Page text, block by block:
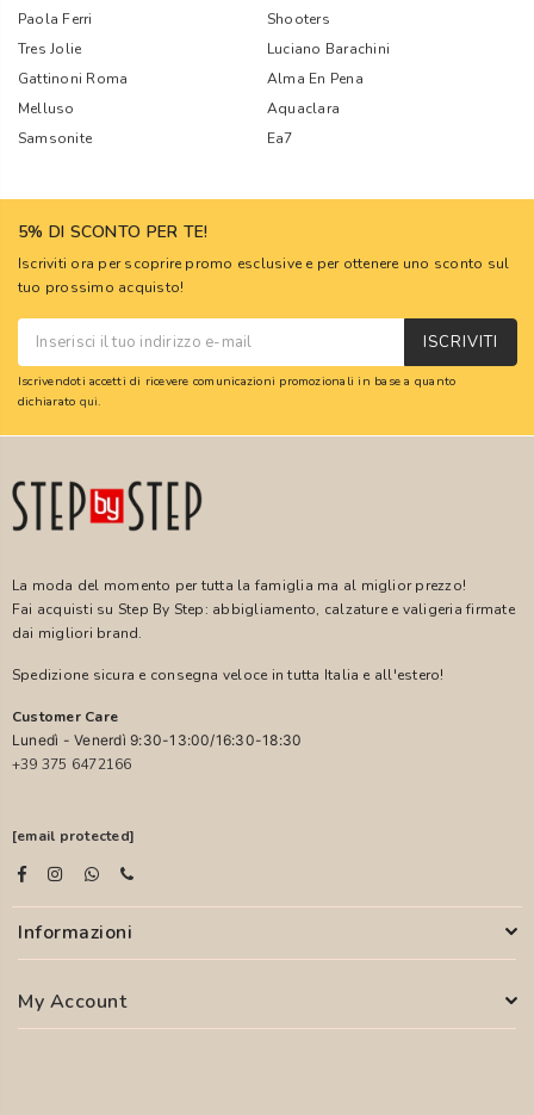
Paola Ferri
Shooters
Tres Jolie
Luciano Barachini
Gattinoni Roma
Alma En Pena
Melluso
Aquaclara
Samsonite
Ea7
5% DI SCONTO PER TE!
Iscriviti ora per scoprire promo esclusive e per ottenere uno sconto sul
tuo prossimo acquisto!
ISCRIVITI
Iscrivendoti accetti di ricevere comunicazioni promozionali in base a quanto
dichiarato qui.
La moda del momento per tutta la famiglia ma al miglior prezzo!
Fai acquisti su Step By Step: abbigliamento, calzature e valigeria firmate
dai migliori brand.
Spedizione sicura e consegna veloce in tutta Italia e all'estero!
Customer Care
Lunedì - Venerdì 9:30-13:00/16:30-18:30
+39 375 6472166
[email protected]
Informazioni
My Account